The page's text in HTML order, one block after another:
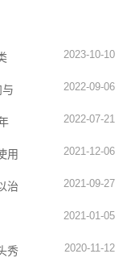
2023-10-10
2022-09-06
2022-07-21
用
2021-12-06
治
2021-09-27
2021-01-05
秀
2020-11-12